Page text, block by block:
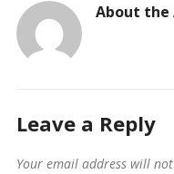
About the
Leave a Reply
Your email address will